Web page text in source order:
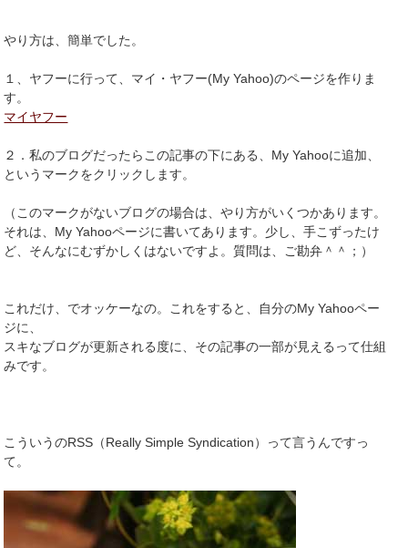
やり方は、簡単でした。
１、ヤフーに行って、マイ・ヤフー(My Yahoo)のページを作りま
す。
マイヤフー
２．私のブログだったらこの記事の下にある、My Yahooに追加、
というマークをクリックします。
（このマークがないブログの場合は、やり方がいくつかあります。
それは、My Yahooページに書いてあります。少し、手こずったけ
ど、そんなにむずかしくはないですよ。質問は、ご勘弁＾＾；）
これだけ、でオッケーなの。これをすると、自分のMy Yahooペー
ジに、
スキなブログが更新される度に、その記事の一部が見えるって仕組
みです。
こういうのRSS（Really Simple Syndication）って言うんですっ
て。